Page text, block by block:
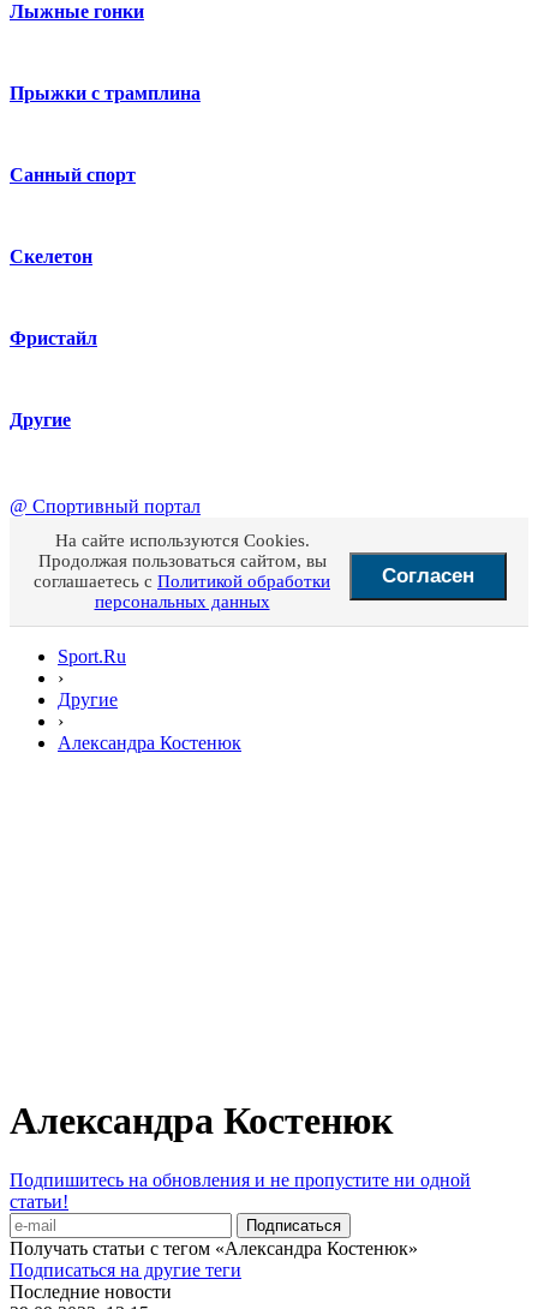
Лыжные гонки
Прыжки с трамплина
Санный спорт
Скелетон
Фристайл
Другие
@ Спортивный портал
На сайте используются Cookies.
Продолжая пользоваться сайтом, вы
соглашаетесь с Политикой обработки
персональных данных
Согласен
Sport.Ru
›
Другие
›
Александра Костенюк
Александра Костенюк
Подпишитесь на обновления и не пропустите ни одной
статьи!
Получать статьи с тегом «Александра Костенюк»
Подписаться на другие теги
Последние новости